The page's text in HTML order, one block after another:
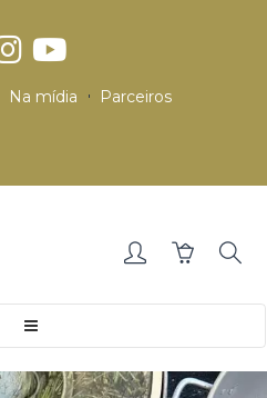
Na mídia Parceiros